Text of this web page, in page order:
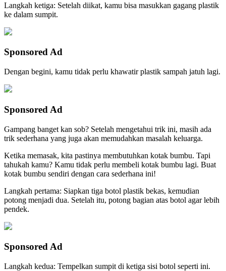
Langkah ketiga: Setelah diikat, kamu bisa masukkan gagang plastik
ke dalam sumpit.
Sponsored Ad
Dengan begini, kamu tidak perlu khawatir plastik sampah jatuh lagi.
Sponsored Ad
Gampang banget kan sob? Setelah mengetahui trik ini, masih ada
trik sederhana yang juga akan memudahkan masalah keluarga.
Ketika memasak, kita pastinya membutuhkan kotak bumbu. Tapi
tahukah kamu? Kamu tidak perlu membeli kotak bumbu lagi. Buat
kotak bumbu sendiri dengan cara sederhana ini!
Langkah pertama: Siapkan tiga botol plastik bekas, kemudian
potong menjadi dua. Setelah itu, potong bagian atas botol agar lebih
pendek.
Sponsored Ad
Langkah kedua: Tempelkan sumpit di ketiga sisi botol seperti ini.